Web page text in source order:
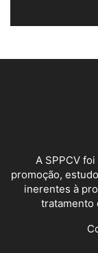
A SPPCV
promoção,
inerentes à
tratamento